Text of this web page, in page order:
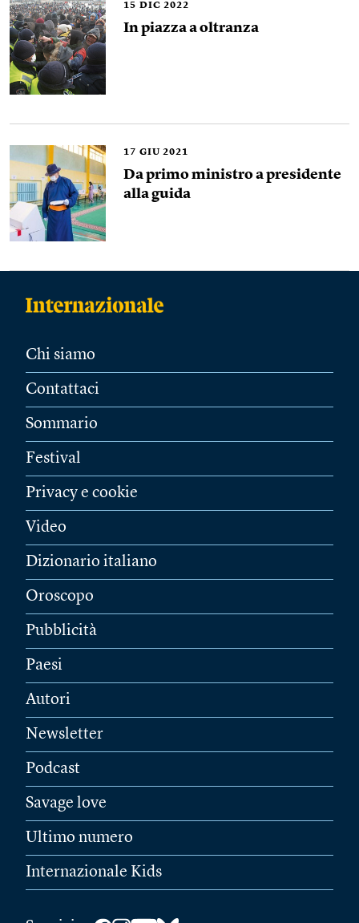
15 DIC 2022
In piazza a oltranza
17 GIU 2021
Da primo ministro a presidente
alla guida
Chi siamo
Contattaci
Sommario
Festival
Privacy e cookie
Video
Dizionario italiano
Oroscopo
Pubblicità
Paesi
Autori
Newsletter
Podcast
Savage love
Ultimo numero
Internazionale Kids